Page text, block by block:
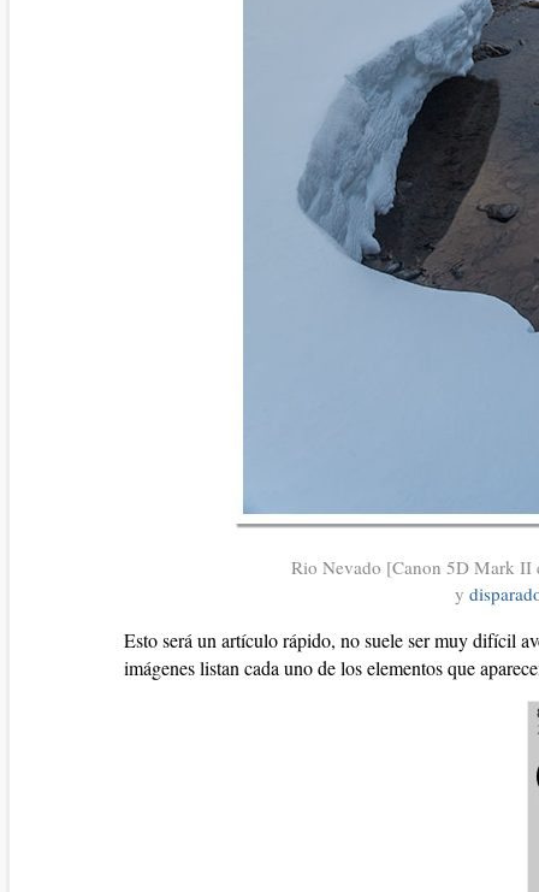
Rio Nevado [Canon 5D Mark
y
Esto será un artículo rápido, no suele ser muy difícil
imágenes listan cada uno de los elementos que